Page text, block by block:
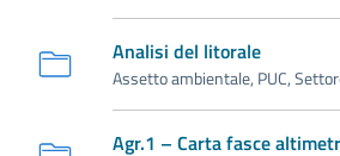
Analisi del litorale
Assetto ambientale, PUC,
Agr.1 – Carta fasce